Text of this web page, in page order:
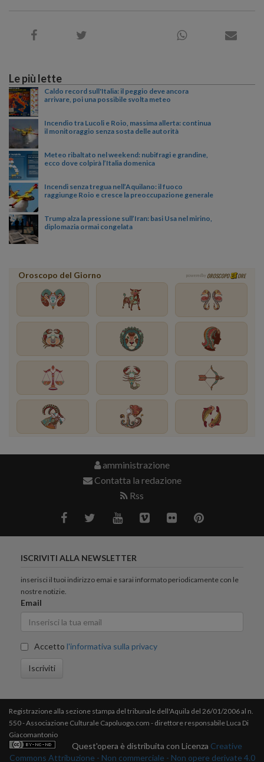
Le più lette
Caldo record sull'Italia: il peggio deve ancora
arrivare, poi una possibile svolta meteo
Incendio tra Lucoli e Roio, massima allerta: continua
il monitoraggio senza sosta delle autorità
Meteo ribaltato nel weekend: nubifragi e grandine,
ecco dove colpirà l’Italia domenica
Incendi senza tregua nell’Aquilano: il fuoco
raggiunge Roio e cresce la preoccupazione generale
Trump alza la pressione sull’Iran: basi Usa nel mirino,
diplomazia ormai congelata
Oroscopo del Giorno powered by OROSCOPO ORE
amministrazione
Contatta la redazione
Rss
ISCRIVITI ALLA NEWSLETTER
inserisci il tuoi indirizzo emai e sarai informato periodicamente con le
nostre notizie.
Email
Accetto l'informativa sulla privacy
Iscriviti
Registrazione alla sezione stampa del tribunale dell'Aquila del 26/01/2006 al n.
550 - Associazione Culturale Capoluogo.com - direttore responsabile Luca Di
Giacomantonio
Quest'opera è distribuita con Licenza Creative
Commons Attribuzione - Non commerciale - Non opere derivate 4.0